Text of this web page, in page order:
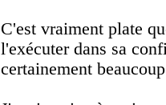
C'est vraiment plate
l'exécuter dans sa
certainement